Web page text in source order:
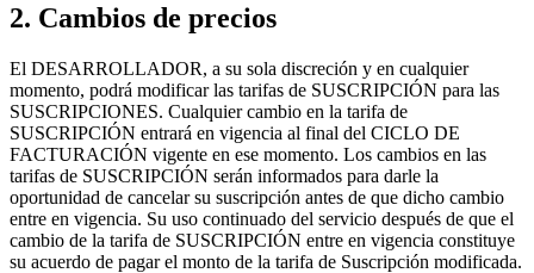
2. Cambios de precios
El DESARROLLADOR, a su sola discreción y en cualquier
momento, podrá modificar las tarifas de SUSCRIPCIÓN para las
SUSCRIPCIONES. Cualquier cambio en la tarifa de
SUSCRIPCIÓN entrará en vigencia al final del CICLO DE
FACTURACIÓN vigente en ese momento. Los cambios en las
tarifas de SUSCRIPCIÓN serán informados para darle la
oportunidad de cancelar su suscripción antes de que dicho cambio
entre en vigencia. Su uso continuado del servicio después de que el
cambio de la tarifa de SUSCRIPCIÓN entre en vigencia constituye
su acuerdo de pagar el monto de la tarifa de Suscripción modificada.